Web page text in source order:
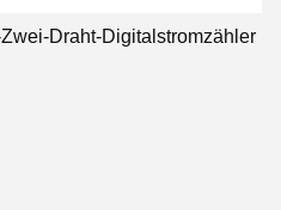
Draht-Digitalstromzähler